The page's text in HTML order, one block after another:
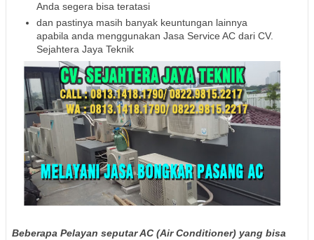
Anda segera bisa teratasi
dan pastinya masih banyak keuntungan lainnya
apabila anda menggunakan Jasa Service AC dari CV.
Sejahtera Jaya Teknik
Beberapa Pelayan seputar AC (Air Conditioner) yang bisa